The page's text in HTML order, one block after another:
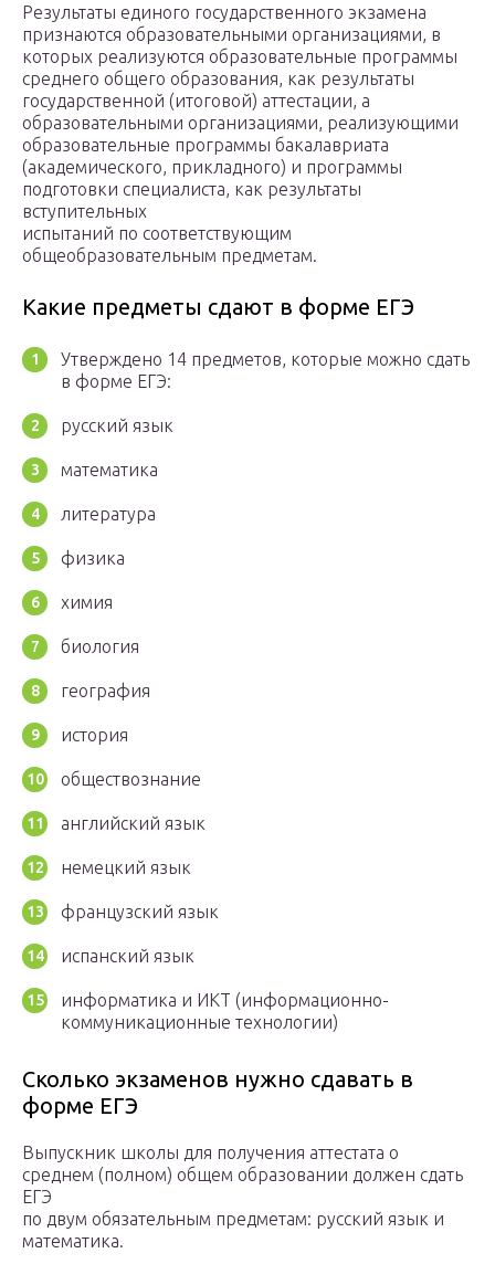
Результаты единого государственного экзамена
признаются образовательными организациями, в
которых реализуются образовательные программы
среднего общего образования, как результаты
государственной (итоговой) аттестации, а
образовательными организациями, реализующими
образовательные программы бакалавриата
(академического, прикладного) и программы
подготовки специалиста, как результаты
вступительных
испытаний по соответствующим
общеобразовательным предметам.
Какие предметы сдают в форме ЕГЭ
Утверждено 14 предметов, которые можно сдать
в форме ЕГЭ:
русский язык
математика
литература
физика
химия
биология
география
история
обществознание
английский язык
немецкий язык
французский язык
испанский язык
информатика и ИКТ (информационно-
коммуникационные технологии)
Сколько экзаменов нужно сдавать в
форме ЕГЭ
Выпускник школы для получения аттестата о
среднем (полном) общем образовании должен сдать
ЕГЭ
по двум обязательным предметам: русский язык и
математика.